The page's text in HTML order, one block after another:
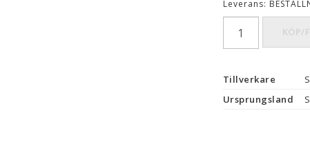
Leverans:
KÖP/
Tillverkare
Ursprungsland